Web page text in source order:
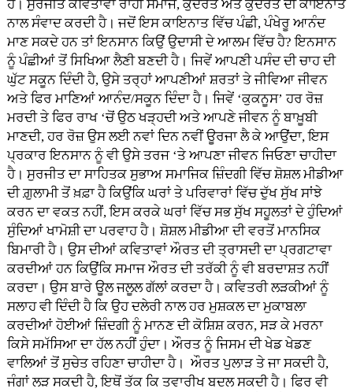
ਹੈ। ਸੁਰਜੀਤ ਕਵਿਤਾਵਾਂ ਰਾਹੀਂ ਸਮਾਜ, ਕੁਦਰਤ ਅਤੇ ਕੁਦਰਤ ਦੀ ਕਾਇਨਾਤ
ਨਾਲ ਸੰਵਾਦ ਕਰਦੀ ਹੈ। ਜਦੋਂ ਇਸ ਕਾਇਨਾਤ ਵਿੱਚ ਪੰਛੀ, ਪੰਖੇਰੂ ਆਨੰਦ
ਮਾਣ ਸਕਦੇ ਹਨ ਤਾਂ ਇਨਸਾਨ ਕਿਉਂ ਉਦਾਸੀ ਦੇ ਆਲਮ ਵਿੱਚ ਹੈ? ਇਨਸਾਨ
ਨੂੰ ਪੰਛੀਆਂ ਤੋਂ ਸਿਖਿਆ ਲੈਣੀ ਬਣਦੀ ਹੈ। ਜਿਵੇਂ ਆਪਣੀ ਪਸੰਦ ਦੀ ਚਾਹ ਦੀ
ਘੁੱਟ ਸਕੂਨ ਦਿੰਦੀ ਹੈ, ਉਸੇ ਤਰ੍ਹਾਂ ਆਪਣੀਆਂ ਸ਼ਰਤਾਂ ਤੇ ਜੀਵਿਆ ਜੀਵਨ
ਅਤੇ ਫਿਰ ਮਾਣਿਆਂ ਆਨੰਦ/ਸਕੂਨ ਦਿੰਦਾ ਹੈ। ਜਿਵੇਂ ‘ਕੁਕਨੂਸ’ ਹਰ ਰੋਜ਼
ਮਰਦੀ ਤੇ ਫਿਰ ਰਾਖ ‘ਚੋਂ ਉਠ ਖੜ੍ਹਦੀ ਅਤੇ ਆਪਣੇ ਜੀਵਨ ਨੂੰ ਬਾਖ਼ੂਬੀ
ਮਾਣਦੀ, ਹਰ ਰੋਜ਼ ਉਸ ਲਈ ਨਵਾਂ ਦਿਨ ਨਵੀਂ ਊਰਜਾ ਲੈ ਕੇ ਆਉਂਦਾ, ਇਸ
ਪ੍ਰਕਾਰ ਇਨਸਾਨ ਨੂੰ ਵੀ ਉਸੇ ਤਰਜ ‘ਤੇ ਆਪਣਾ ਜੀਵਨ ਜਿਓਣਾ ਚਾਹੀਦਾ
ਹੈ। ਸੁਰਜੀਤ ਦਾ ਸਾਹਿਤਕ ਸੁਭਾਅ ਸਮਾਜਿਕ ਜ਼ਿੰਦਗੀ ਵਿੱਚ ਸ਼ੋਸ਼ਲ ਮੀਡੀਆ
ਦੀ ਗ਼ੁਲਾਮੀ ਤੋਂ ਖ਼ਫ਼ਾ ਹੈ ਕਿਉਂਕਿ ਘਰਾਂ ਤੇ ਪਰਿਵਾਰਾਂ ਵਿੱਚ ਦੁੱਖ ਸੁੱਖ ਸਾਂਝੇ
ਕਰਨ ਦਾ ਵਕਤ ਨਹੀਂ, ਇਸ ਕਰਕੇ ਘਰਾਂ ਵਿੱਚ ਸਭ ਸੁੱਖ ਸਹੂਲਤਾਂ ਦੇ ਹੁੰਦਿਆਂ
ਸੁੰਦਿਆਂ ਖਾਮੋਸ਼ੀ ਦਾ ਪਰਵਾਹ ਹੈ। ਸ਼ੋਸ਼ਲ ਮੀਡੀਆ ਦੀ ਵਰਤੋਂ ਮਾਨਸਿਕ
ਬਿਮਾਰੀ ਹੈ। ਉਸ ਦੀਆਂ ਕਵਿਤਾਵਾਂ ਔਰਤ ਦੀ ਤ੍ਰਾਸਦੀ ਦਾ ਪ੍ਰਗਟਾਵਾ
ਕਰਦੀਆਂ ਹਨ ਕਿਉਂਕਿ ਸਮਾਜ ਔਰਤ ਦੀ ਤਰੱਕੀ ਨੂੰ ਵੀ ਬਰਦਾਸ਼ਤ ਨਹੀਂ
ਕਰਦਾ। ਉਸ ਬਾਰੇ ਊਲ ਜਲੂਲ ਗੱਲਾਂ ਕਰਦਾ ਹੈ। ਕਵਿਤਰੀ ਲੜਕੀਆਂ ਨੂੰ
ਸਲਾਹ ਵੀ ਦਿੰਦੀ ਹੈ ਕਿ ਉਹ ਦਲੇਰੀ ਨਾਲ ਹਰ ਮੁਸ਼ਕਲ ਦਾ ਮੁਕਾਬਲਾ
ਕਰਦੀਆਂ ਹੋਈਆਂ ਜ਼ਿੰਦਗੀ ਨੂੰ ਮਾਨਣ ਦੀ ਕੋਸ਼ਿਸ਼ ਕਰਨ, ਸੜ ਕੇ ਮਰਨਾ
ਕਿਸੇ ਸਮੱਸਿਆ ਦਾ ਹੱਲ ਨਹੀਂ ਹੁੰਦਾ। ਔਰਤ ਨੂੰ ਜਿਸਮ ਦੀ ਖੇਡ ਖੇਡਣ
ਵਾਲਿਆਂ ਤੋਂ ਸੁਚੇਤ ਰਹਿਣਾ ਚਾਹੀਦਾ ਹੈ। ਔਰਤ ਪੁਲਾੜ ਤੇ ਜਾ ਸਕਦੀ ਹੈ,
ਜੰਗਾਂ ਲੜ ਸਕਦੀ ਹੈ, ਇਥੋਂ ਤੱਕ ਕਿ ਤਵਾਰੀਖ ਬਦਲ ਸਕਦੀ ਹੈ। ਫਿਰ ਵੀ